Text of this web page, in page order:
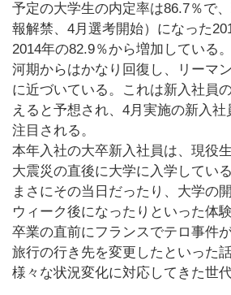
予定の大学生の内定率は86.7％で
報解禁、4月選考開始）になった
2014年の82.9％から増加している
河期からはかなり回復し、リーマ
に近づいている。これは新入社員
えると予想され、4月実施の新入
注目される。
本年入社の大卒新入社員は、現役
大震災の直後に大学に入学してい
まさにその当日だったり、大学の
ウィーク後になったりといった体
卒業の直前にフランスでテロ事件
旅行の行き先を変更したといった
様々な状況変化に対応してきた世代